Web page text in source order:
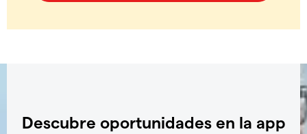
Descubre oportunidades en la app